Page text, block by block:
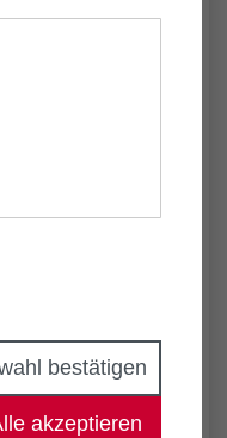
bestätigen
akzeptieren